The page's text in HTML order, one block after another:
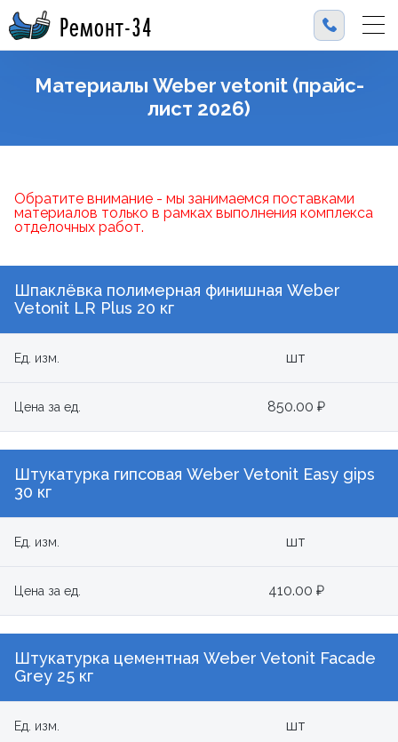
Ремонт-34
Материалы Weber vetonit (прайс-
лист 2026)
Обратите внимание - мы занимаемся поставками
материалов только в рамках выполнения комплекса
отделочных работ.
Шпаклёвка полимерная финишная Weber
Vetonit LR Plus 20 кг
Ед. изм. шт
Цена за ед. 850.00 ₽
Штукатурка гипсовая Weber Vetonit Easy gips
30 кг
Ед. изм. шт
Цена за ед. 410.00 ₽
Штукатурка цементная Weber Vetonit Facade
Grey 25 кг
Ед. изм. шт